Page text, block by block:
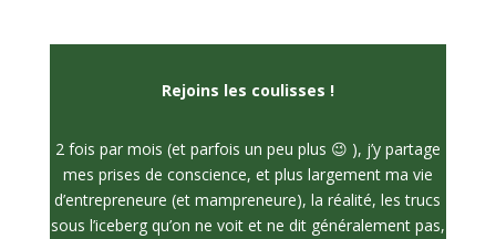
Rejoins les coulisses !
2 fois par mois (et parfois un peu plus 😉 ), j’y partage
mes prises de conscience, et plus largement ma vie
d’entrepreneure (et mampreneure), la réalité, les trucs
sous l’iceberg qu’on ne voit et ne dit généralement pas,